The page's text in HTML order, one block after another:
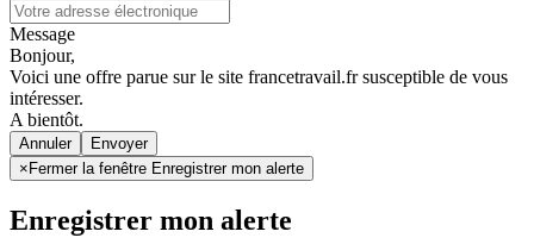
Message
Bonjour,
Voici une offre parue sur le site francetravail.fr susceptible de vous
intéresser.
A bientôt.
Annuler
× Fermer la fenêtre Enregistrer mon alerte
Enregistrer mon alerte